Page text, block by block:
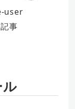
user
事